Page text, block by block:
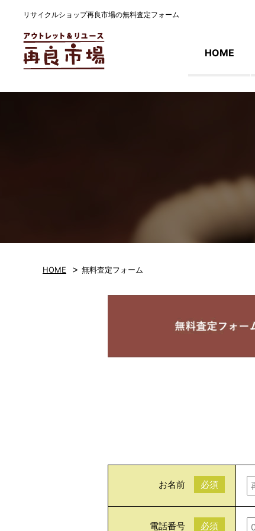
リサイクルショップ再良市場の無料査定フォーム
HOME
HOME > 無料査定フォーム
お名前 必須
電話番号 必須